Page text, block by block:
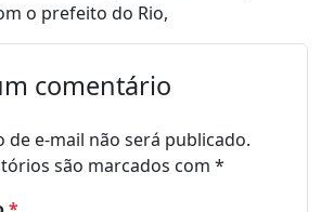
o prefeito do Rio,
comentário
de e-mail não será publicado.
são marcados com *